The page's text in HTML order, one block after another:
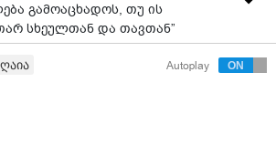
გამოაცხადოს, თუ ის
სხეულთან და თავთან”
- ამის შესახებ ექიმმა ციცინო
ეთერში განაცხადა. Autoplay